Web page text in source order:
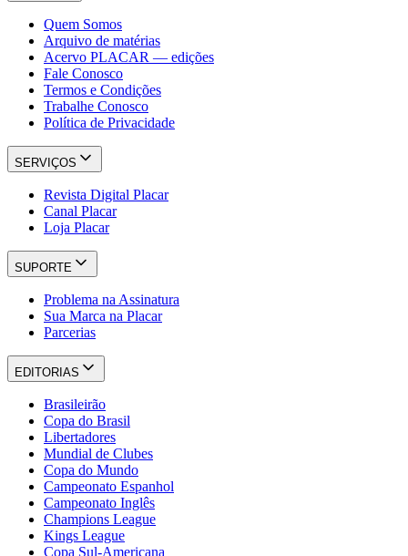
Quem Somos
Arquivo de matérias
Acervo PLACAR — edições
Fale Conosco
Termos e Condições
Trabalhe Conosco
Política de Privacidade
SERVIÇOS
Revista Digital Placar
Canal Placar
Loja Placar
SUPORTE
Problema na Assinatura
Sua Marca na Placar
Parcerias
EDITORIAS
Brasileirão
Copa do Brasil
Libertadores
Mundial de Clubes
Copa do Mundo
Campeonato Espanhol
Campeonato Inglês
Champions League
Kings League
Copa Sul-Americana